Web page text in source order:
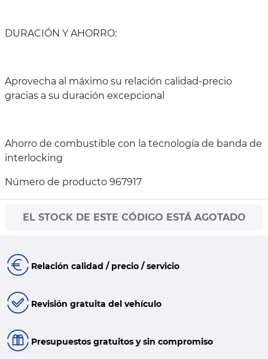
DURACIÓN Y AHORRO:
Aprovecha al máximo su relación calidad-precio
gracias a su duración excepcional
Ahorro de combustible con la tecnología de banda de
interlocking
Número de producto 967917
EL STOCK DE ESTE CÓDIGO ESTÁ AGOTADO
Relación calidad / precio / servicio
Revisión gratuita del vehículo
Presupuestos gratuitos y sin compromiso